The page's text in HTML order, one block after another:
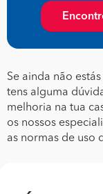
Se ainda não
tens alguma
melhoria na tua
os nossos
as normas de uso